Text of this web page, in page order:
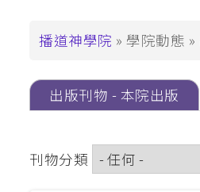
導
連
播道神學院 學院動態
Primary
tabs
出版刊物 - 本院出版 (作
用
籤)
刊物分類